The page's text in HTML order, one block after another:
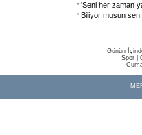
'Seni her zaman
Biliyor musun
Günün
Spor